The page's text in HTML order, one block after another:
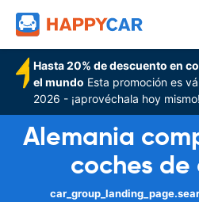
Hasta 20% de descuento en
el mundo Esta promoción es
2026 - ¡aprovéchala hoy mismo!
Alemania
coches